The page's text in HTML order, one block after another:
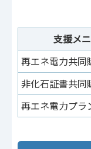
支援メ
再エネ電力共同
非化石証書共同
再エネ電力プラ